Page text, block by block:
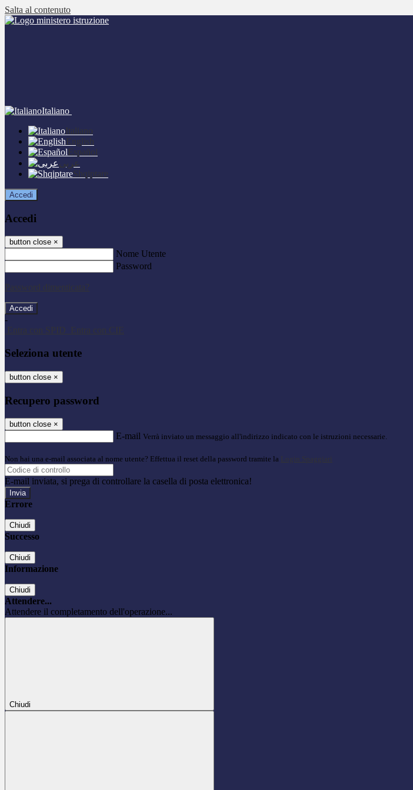
Salta al contenuto
Italiano
Italiano
English
Español
عربى
Shqiptare
Accedi
Accedi
button close ×
Nome Utente
Password
Password dimenticata?
-
Entra con SPID
Entra con CIE
Seleziona utente
button close ×
Recupero password
button close ×
E-mail Verrà inviato un messaggio all'indirizzo indicato con le istruzioni necessarie.
Non hai una e-mail associata al nome utente? Effettua il reset della password tramite la Login Spaggiari
E-mail inviata, si prega di controllare la casella di posta elettronica!
Errore
Chiudi
Successo
Chiudi
Informazione
Chiudi
Attendere...
Attendere il completamento dell'operazione...
Chiudi